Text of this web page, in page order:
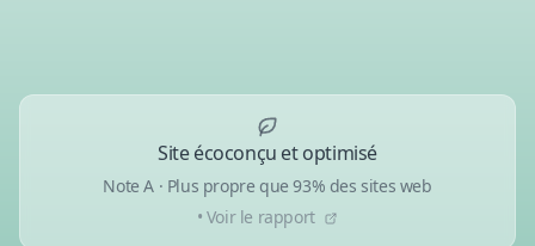
Site écoconçu et optimisé
Note A · Plus propre que 93% des sites web
• Voir le rapport